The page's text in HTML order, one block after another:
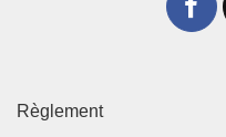
Règlement